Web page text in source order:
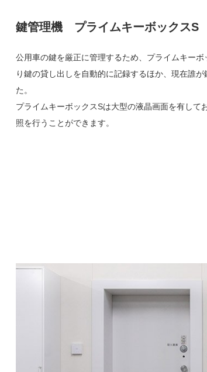
鍵管理機 プライムキーボックスS
公用車の鍵を厳正に管理するため、プライムキー
り鍵の貸し出しを自動的に記録するほか、現在誰
た。
プライムキーボックスSは大型の液晶画面を有して
照を行うことができます。